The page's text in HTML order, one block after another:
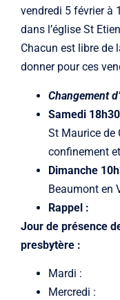
vendredi 5 février à
dans l’église St
Chacun est libre de
donner pour ces
Changement
Samedi 18h30
St Maurice de
confinement
Dimanche
Beaumont en
Rappel :
Jour de présence
presbytère :
Mardi :
Mercredi :